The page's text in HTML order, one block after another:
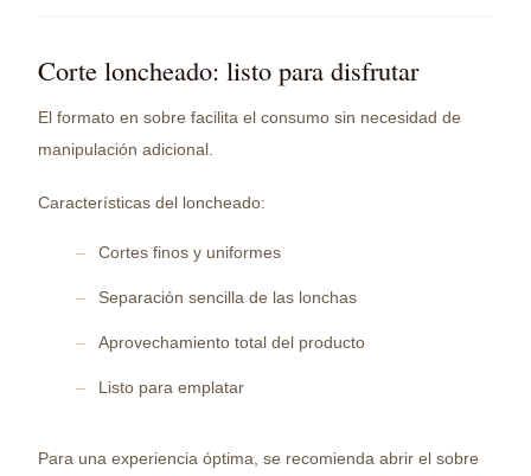
Corte loncheado: listo para disfrutar
El formato en sobre facilita el consumo sin necesidad de
manipulación adicional.
Características del loncheado:
Cortes finos y uniformes
Separación sencilla de las lonchas
Aprovechamiento total del producto
Listo para emplatar
Para una experiencia óptima, se recomienda abrir el sobre